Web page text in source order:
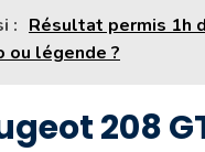
: Résultat permis 1h
ou légende ?
208